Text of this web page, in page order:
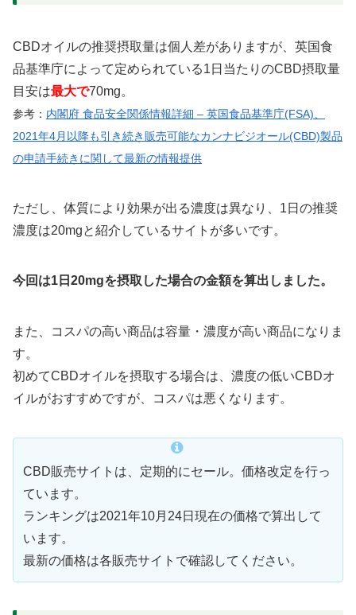
CBDオイルの推奨摂取量は個人差がありますが、英国食
品基準庁によって定められている1日当たりのCBD摂取量
目安は最大で70mg。
参考： 内閣府 食品安全関係情報詳細 – 英国食品基準庁(FSA)、
2021年4月以降も引き続き販売可能なカンナビジオール(CBD)製品
の申請手続きに関して最新の情報提供
ただし、体質により効果が出る濃度は異なり、1日の推奨
濃度は20mgと紹介しているサイトが多いです。
今回は1日20mgを摂取した場合の金額を算出しました。
また、コスパの高い商品は容量・濃度が高い商品になりま
す。
初めてCBDオイルを摂取する場合は、濃度の低いCBDオ
イルがおすすめですが、コスパは悪くなります。
CBD販売サイトは、定期的にセール。価格改定を行っ
ています。
ランキングは2021年10月24日現在の価格で算出して
います。
最新の価格は各販売サイトで確認してください。